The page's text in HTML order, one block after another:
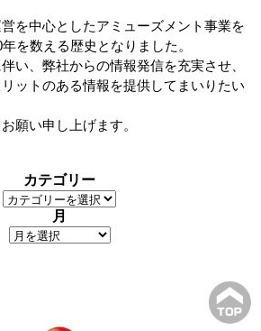
を中心としたアミューズメント事業を
を数える歴史となりました。
い、弊社からの情報発信を充実させ、
ットのある情報を提供してまいりたい
願い申し上げます。
カテゴリー
月